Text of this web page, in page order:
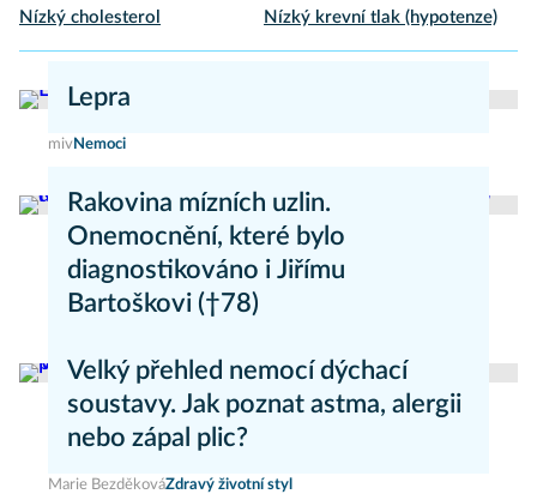
Nízký cholesterol Nízký krevní tlak (hypotenze)
Lepra
mivNemoci
Rakovina mízních uzlin.
Onemocnění, které bylo
diagnostikováno i Jiřímu
Bartoškovi (†78)
Velký přehled nemocí dýchací
soustavy. Jak poznat astma, alergii
nebo zápal plic?
Marie BezděkováZdravý životní styl